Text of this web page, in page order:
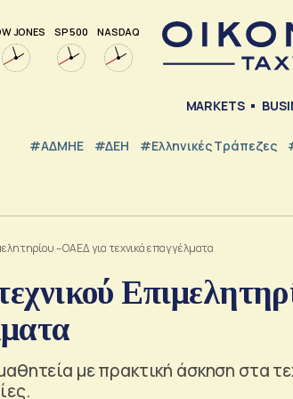
JONES SP 500 NASDAQ
MARKETS
#ΑΔΜΗΕ #ΔΕΗ #ελληνικές Τράπεζες
– ΟΑΕΔ για τεχνικά επαγγέλματα
με πρακτική άσκηση στα